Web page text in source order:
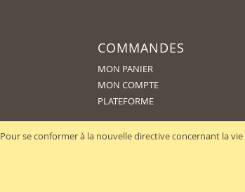
Pour se conformer à la nouvelle directive concernant la
COMMANDES
MON PANIER
MON COMPTE
PLATEFORME